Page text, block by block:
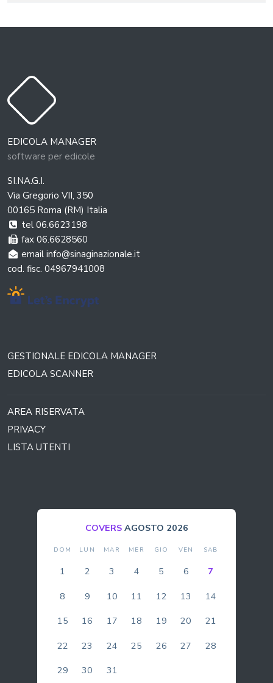
EDICOLA MANAGER
software per edicole
SI.NA.G.I.
Via Gregorio VII, 350
00165 Roma (RM) Italia
tel 06.6623198
fax 06.6628560
email info@sinaginazionale.it
cod. fisc. 04967941008
GESTIONALE EDICOLA MANAGER
EDICOLA SCANNER
AREA RISERVATA
PRIVACY
LISTA UTENTI
BOLLA AGOSTO 2026
DOM LUN MAR MER GIO VEN SAB
10 11 12 13 14
15 16 17 18 19 20 21
22 23 24 25 26 27 28
29 30 31